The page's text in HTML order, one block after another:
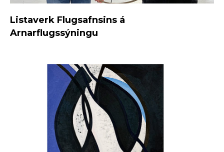
Listaverk Flugsafnsins á
Arnarflugssýningu